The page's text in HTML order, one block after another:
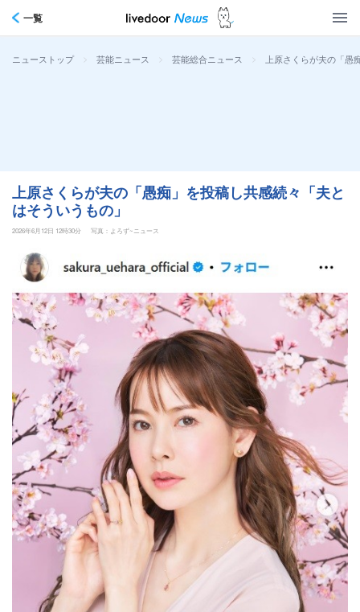
一覧
ニューストップ > 芸能ニュース > 芸能総合ニュース > 上原さくらが夫の「愚
上原さくらが夫の「愚痴」を投稿し共感続々「夫と
はそういうもの」
2026年6月12日 12時30分 写真：よろず~ニュース